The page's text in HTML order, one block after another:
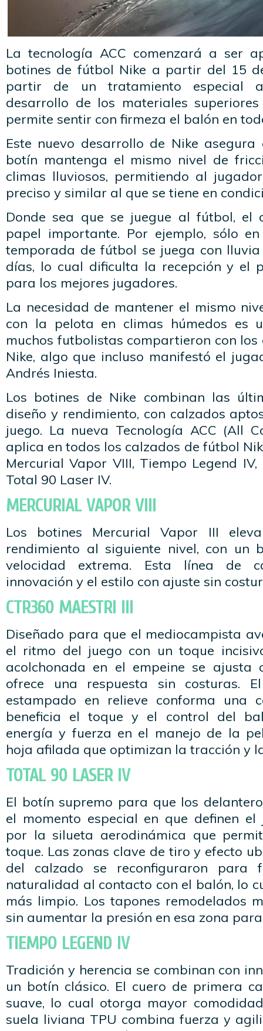
La tecnología ACC comenzará a ser
botines de fútbol Nike a partir del 15
partir de un tratamiento especial
desarrollo de los materiales
permite sentir con firmeza el balón en
Este nuevo desarrollo de Nike
botín mantenga el mismo nivel de
climas lluviosos, permitiendo al
preciso y similar al que se tiene en
Donde sea que se juegue al fútbol, el
papel importante. Por ejemplo, sólo
temporada de fútbol se juega con
días, lo cual dificulta la recepción y el
para los mejores jugadores.
La necesidad de mantener el mismo
con la pelota en climas húmedos es
muchos futbolistas compartieron con los
Nike, algo que incluso manifestó el
Andrés Iniesta.
Los botines de Nike combinan las
diseño y rendimiento, con calzados
juego. La nueva Tecnología ACC (All
aplica en todos los calzados de fútbol
Mercurial Vapor VIII, Tiempo Legend
Total 90 Laser IV.
MERCURIAL VAPOR VIII
Los botines Mercurial Vapor III
rendimiento al siguiente nivel, con un
velocidad extrema. Esta línea de
innovación y el estilo con ajuste sin
CTR360 MAESTRI III
Diseñado para que el mediocampista
el ritmo del juego con un toque
acolchonada en el empeine se
ofrece una respuesta sin costuras.
estampado en relieve conforma una
beneficia el toque y el control del
energía y fuerza en el manejo de la
hoja afilada que optimizan la tracción y
TOTAL 90 LASER IV
El botín supremo para que los
el momento especial en que definen el
por la silueta aerodinámica que
toque. Las zonas clave de tiro y efecto
del calzado se reconfiguraron para
naturalidad al contacto con el balón, lo
más limpio. Los tapones remodelados
sin aumentar la presión en esa zona
TIEMPO LEGEND IV
Tradición y herencia se combinan con
un botín clásico. El cuero de primera
suave, lo cual otorga mayor
suela liviana TPU combina fuerza y